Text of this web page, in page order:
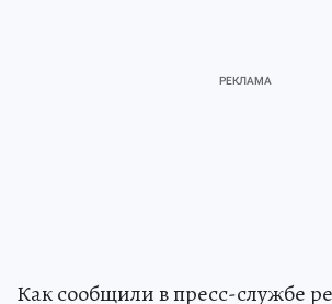
Как сообщили в пресс-службе